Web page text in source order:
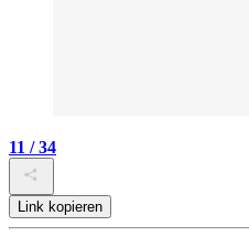
11 / 34
Link kopieren